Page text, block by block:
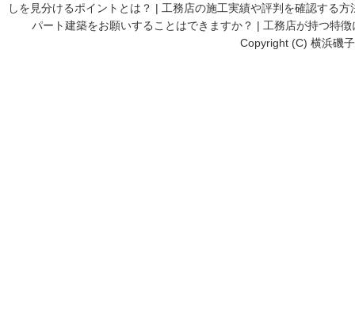
しを見分けるポイントとは？ | 工務店の施工実績や評判を確認する方
パート建築をお願いすることはできますか？ | 工務店が持つ特
Copyright (C) 横浜磯